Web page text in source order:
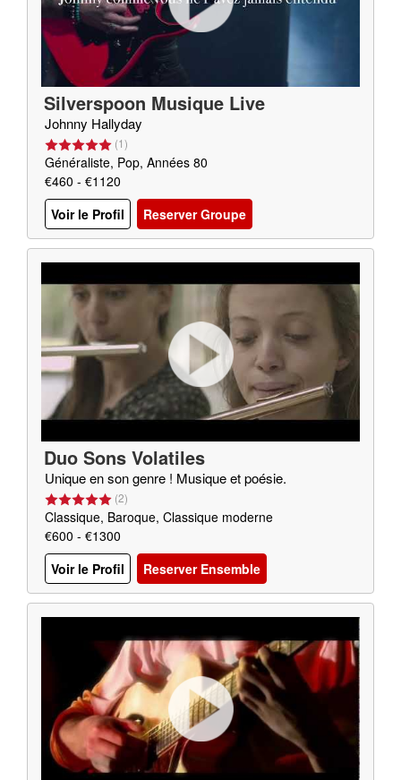
Silverspoon Musique Live
Johnny Hallyday
(1)
Généraliste, Pop, Années 80
€460 - €1120
Voir le Profil
Reserver Groupe
Duo Sons Volatiles
Unique en son genre ! Musique et poésie.
(2)
Classique, Baroque, Classique moderne
€600 - €1300
Voir le Profil
Reserver Ensemble